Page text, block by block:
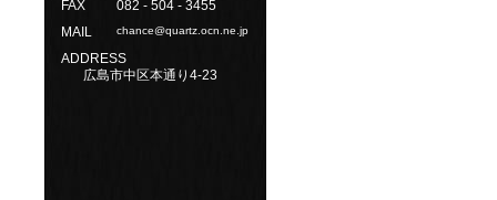
FAX
082 - 504 - 3455
MAIL
chance@quartz.ocn.ne.jp
ADDRESS
広島市中区本通り4-23